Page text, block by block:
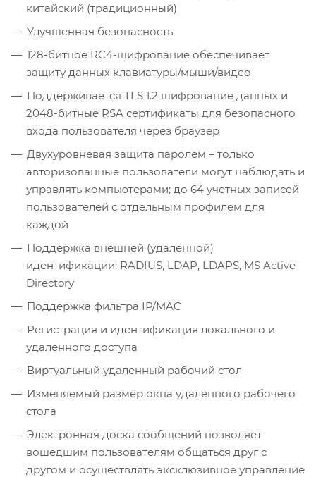
китайский (традиционный)
Улучшенная безопасность
128-битное RC4-шифрование обеспечивает
защиту данных клавиатуры/мыши/видео
Поддерживается TLS 1.2 шифрование данных и
2048-битные RSA сертификаты для безопасного
входа пользователя через браузер
Двухуровневая защита паролем – только
авторизованные пользователи могут наблюдать и
управлять компьютерами; до 64 учетных записей
пользователей с отдельным профилем для
каждой
Поддержка внешней (удаленной)
идентификации: RADIUS, LDAP, LDAPS, MS Active
Directory
Поддержка фильтра IP/MAC
Регистрация и идентификация локального и
удаленного доступа
Виртуальный удаленный рабочий стол
Изменяемый размер окна удаленного рабочего
стола
Электронная доска сообщений позволяет
вошедшим пользователям общаться друг с
другом и осуществлять эксклюзивное управление